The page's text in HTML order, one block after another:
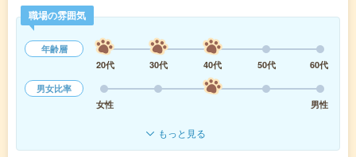
職場の雰囲気
年齢層
20代
30代 40代 50代
60代
男女比率
女性
男性
もっと見る